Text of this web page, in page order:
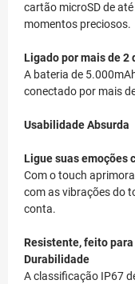
cartão microSD de
momentos preciosos.
Ligado por mais de 2
A bateria de
conectado por mais
Usabilidade Absurda
Ligue suas emoções
Com o touch
com as vibrações do
conta.
Resistente, feito
Durabilidade
A classificação IP67